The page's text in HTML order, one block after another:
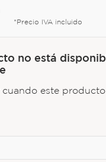
*Precio IVA incluido
no está
cuando este